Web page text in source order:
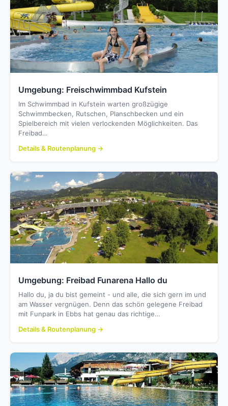
Umgebung: Freischwimmbad Kufstein
Im Schwimmbad in Kufstein warten großzügige
Schwimmbecken, Rutschen, Planschbecken und ein
Spielbereich mit vielen verlockenden Möglichkeiten. Das
Freibad…
Details & Routenplanung →
Umgebung: Freibad Funarena Hallo du
Hallo du, ja du bist gemeint - und alle, die sich gern im und
am Wasser vergnügen. Denn das schön gelegene Freibad
mit Funpark in Ebbs hat genau das richtige…
Details & Routenplanung →